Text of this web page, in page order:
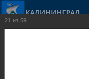
КАЛИНИНГРАД
21 из 59